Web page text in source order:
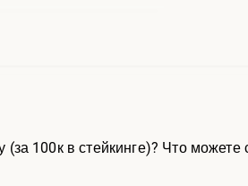
100к в стейкинге)? Что можете